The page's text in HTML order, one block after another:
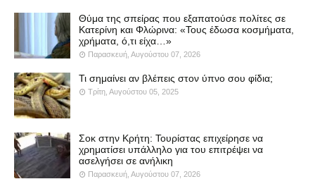
Θύμα της σπείρας που εξαπατούσε πολίτες σε
Κατερίνη και Φλώρινα: «Τους έδωσα κοσμήματα,
χρήματα, ό,τι είχα…»
Παρασκευή, Αυγούστου 07, 2026
Τι σημαίνει αν βλέπεις στον ύπνο σου φίδια;
Τρίτη, Αυγούστου 05, 2025
Σοκ στην Κρήτη: Τουρίστας επιχείρησε να
χρηματίσει υπάλληλο για του επιτρέψει να
ασελγήσει σε ανήλικη
Παρασκευή, Αυγούστου 07, 2026